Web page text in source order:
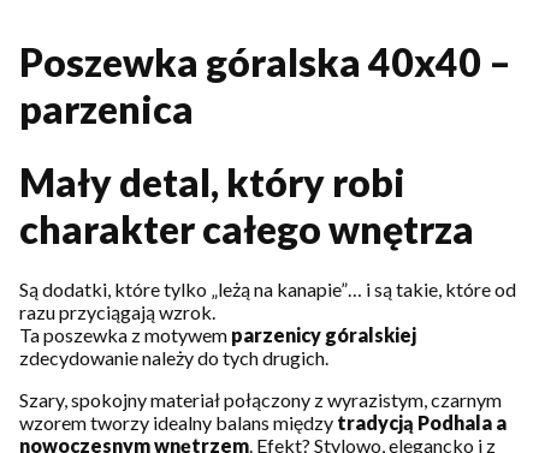
Poszewka góralska 40x40 –
parzenica
Mały detal, który robi
charakter całego wnętrza
Są dodatki, które tylko „leżą na kanapie”… i są takie, które od
razu przyciągają wzrok.
Ta poszewka z motywem parzenicy góralskiej
zdecydowanie należy do tych drugich.
Szary, spokojny materiał połączony z wyrazistym, czarnym
wzorem tworzy idealny balans między tradycją Podhala a
nowoczesnym wnętrzem. Efekt? Stylowo, elegancko i z